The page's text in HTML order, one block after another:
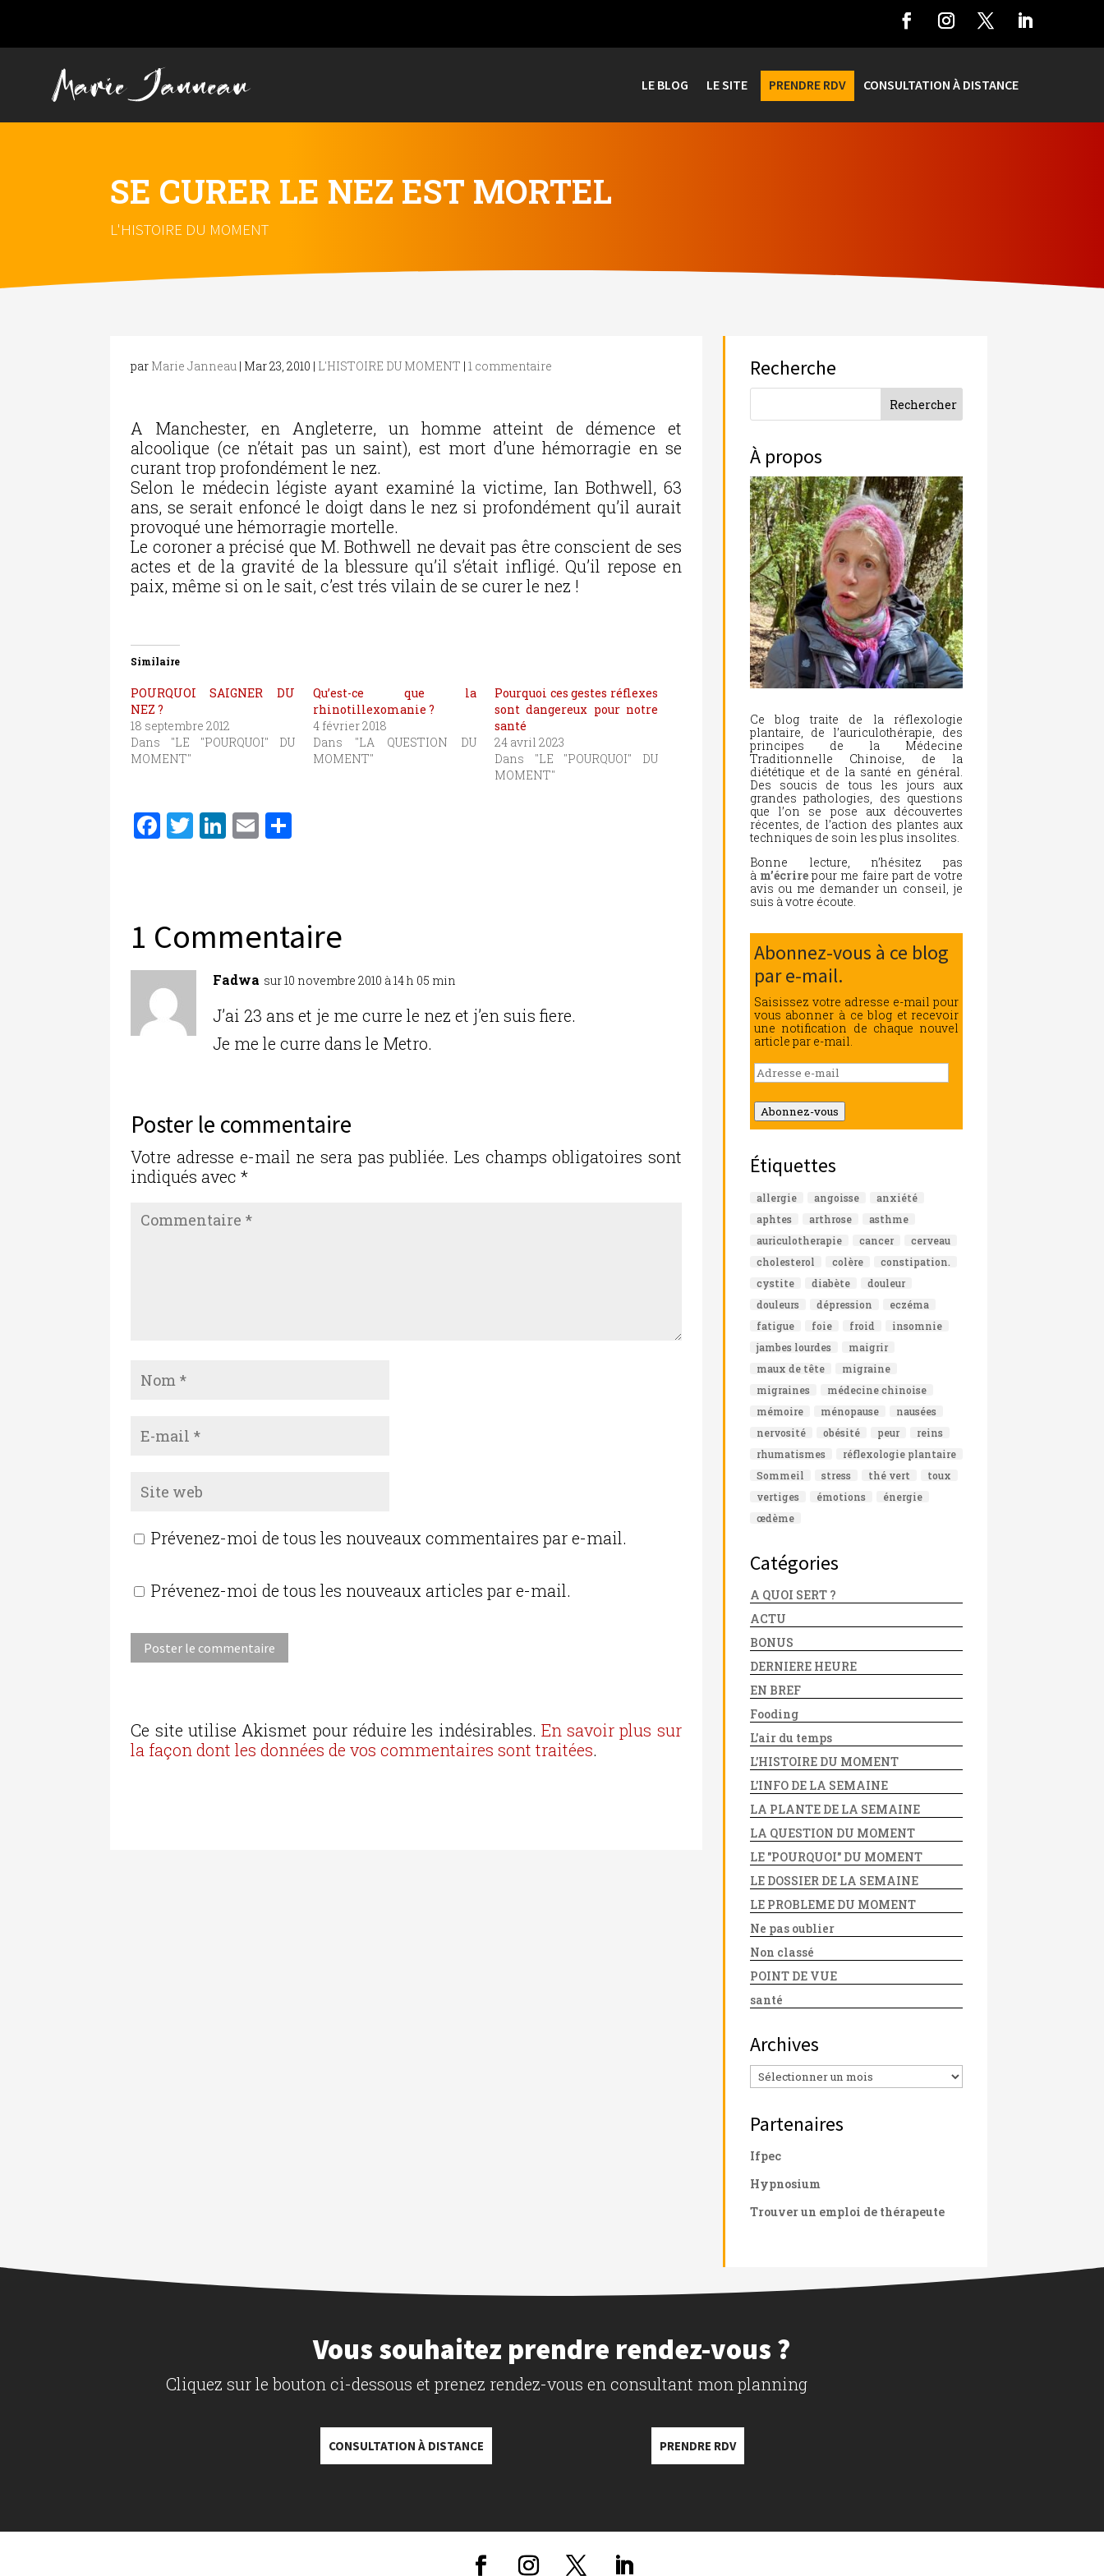
LE BLOG LE SITE PRENDRE RDV CONSULTATION À DISTANCE
SE CURER LE NEZ EST MORTEL
L'HISTOIRE DU MOMENT
par Marie Janneau | Mar 23, 2010 | L'HISTOIRE DU MOMENT |1 commentaire
A Manchester, en Angleterre, un homme atteint de démence et
alcoolique (ce n’était pas un saint), est mort d’une hémorragie en se
curant trop profondément le nez.
Selon le médecin légiste ayant examiné la victime, Ian Bothwell, 63
ans, se serait enfoncé le doigt dans le nez si profondément qu’il aurait
provoqué une hémorragie mortelle.
Le coroner a précisé que M. Bothwell ne devait pas être conscient de ses
actes et de la gravité de la blessure qu’il s’était infligé. Qu’il repose en
paix, même si on le sait, c’est trés vilain de se curer le nez !
Similaire
POURQUOI SAIGNER DU
NEZ ?
18 septembre 2012
Dans "LE "POURQUOI" DU
MOMENT"
Qu’est-ce que la
rhinotillexomanie ?
4 février 2018
Dans "LA QUESTION DU
MOMENT"
Pourquoi ces gestes réflexes
sont dangereux pour notre
santé
24 avril 2023
Dans "LE "POURQUOI" DU
MOMENT"
F
b
o
o
k
T
r
Li
dI
n
E
er
1 Commentaire
Fadwa sur 10 novembre 2010 à 14 h 05 min
J’ai 23 ans et je me curre le nez et j’en suis fiere.
Je me le curre dans le Metro.
Poster le commentaire
Votre adresse e-mail ne sera pas publiée. Les champs obligatoires sont
indiqués avec*
Prévenez-moi de tous les nouveaux commentaires par e-mail.
Prévenez-moi de tous les nouveaux articles par e-mail.
Ce site utilise Akismet pour réduire les indésirables. En savoir plus sur
la façon dont les données de vos commentaires sont traitées.
Recherche
À propos
Ce blog traite de la réflexologie
plantaire, de l’auriculothérapie, des
principes de la Médecine
Traditionnelle Chinoise, de la
diététique et de la santé en général.
Des soucis de tous les jours aux
grandes pathologies, des questions
que l’on se pose aux découvertes
récentes, de l’action des plantes aux
techniques de soin les plus insolites.
Bonne lecture, n’hésitez pas
à m’écrire pour me faire part de votre
avis ou me demander un conseil, je
suis à votre écoute.
Abonnez-vous à ce blog
par e-mail.
Saisissez votre adresse e-mail pour
vous abonner à ce blog et recevoir
une notification de chaque nouvel
article par e-mail.
Adresse
e-
mail
Abonnez-vous
Étiquettes
allergie angoisse
anxiété
aphtes
arthrose
asthme
auriculotherapie
cancer
cerveau
cholesterol
colère
constipation.
cystite
diabète
douleur
douleurs
dépression
eczéma
fatigue
foie froid
insomnie
jambes lourdes
maigrir
maux de tête
migraine
migraines
médecine chinoise
mémoire
ménopause
nausées
nervosité
obésité peur
reins
rhumatismes
réflexologie plantaire
Sommeil
stress thé vert
toux
vertiges
émotions
énergie
œdème
Catégories
A QUOI SERT ?
ACTU
BONUS
DERNIERE HEURE
EN BREF
Fooding
L'air du temps
L'HISTOIRE DU MOMENT
L'INFO DE LA SEMAINE
LA PLANTE DE LA SEMAINE
LA QUESTION DU MOMENT
LE "POURQUOI" DU MOMENT
LE DOSSIER DE LA SEMAINE
LE PROBLEME DU MOMENT
Ne pas oublier
Non classé
POINT DE VUE
santé
Archives
Archives
Partenaires
Ifpec
Hypnosium
Trouver un emploi de thérapeute
Vous souhaitez prendre rendez-vous ?
Cliquez sur le bouton ci-dessous et prenez rendez-vous en consultant mon planning
CONSULTATION À DISTANCE PRENDRE RDV